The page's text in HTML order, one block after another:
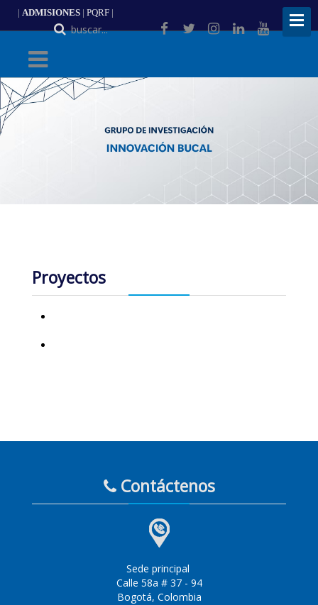
| ADMISIONES | PQRF |
ES
Proyectos
Contáctenos
Sede principal
Calle 58a # 37 - 94
Bogotá, Colombia